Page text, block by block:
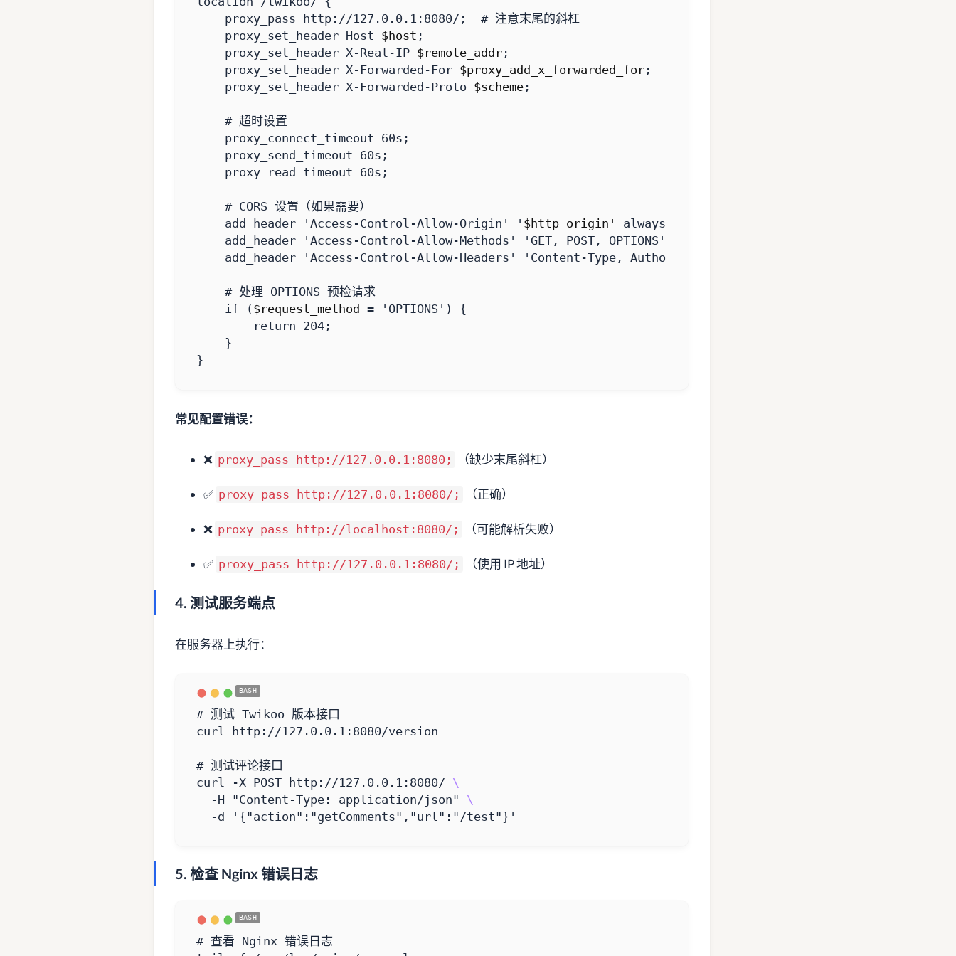
proxy_pass http://127.0.0.1:8080/ ;
proxy_set_header Host $host ;
proxy_set_header X-Real-IP $remote_addr;
proxy_set_header X-Forwarded-For $proxy_add_x_forwarded_for;
proxy_set_header X-Forwarded-Proto $scheme;
proxy_connect_timeout 60s ;
proxy_send_timeout 60s ;
proxy_read_timeout 60s ;
add_header
'Access-Control-Allow-Origin' ' $http_origin' always
add_header
'Access-Control-Allow-Methods' 'GET, POST, OPTIONS'
add_header
'Access-Control-Allow-Headers' 'Content-Type, Authorization'
if
($request_method = 'OPTIONS')
{
return 204;
}
}
常见配置错误：
❌ proxy_pass http://127.0.0.1:8080; （缺少末尾斜杠）
✅ proxy_pass http://127.0.0.1:8080/; （正确）
❌ proxy_pass http://localhost:8080/; （可能解析失败）
✅ proxy_pass http://127.0.0.1:8080/; （使用 IP 地址）
4. 测试服务端点
在服务器上执行：
# 测试 Twikoo 版本接口
# 测试评论接口
curl -X POST http://127.0.0.1:8080/
  -H
"Content-Type: application/json"
  -d
'{"action":"getComments","url":"/test"}'
5. 检查 Nginx 错误日志
# 查看 Nginx 错误日志